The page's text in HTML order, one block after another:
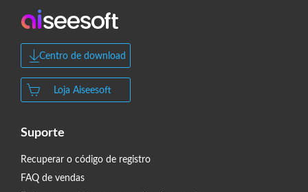
Centro de download
Loja Aiseesoft
Suporte
Recuperar o código de registro
FAQ de vendas